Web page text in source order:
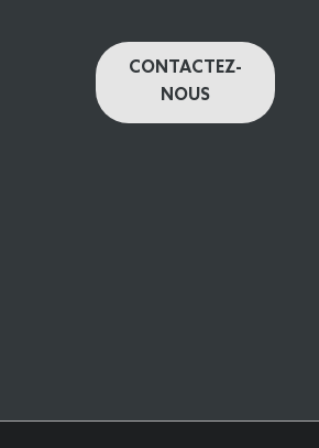
CONTACTEZ-
NOUS